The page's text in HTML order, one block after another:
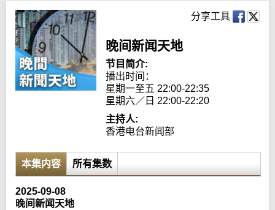
h
分享工具
晚间新闻天地
节目简介:
播出时间：
星期一至五 22:00-22:35
星期六／日 22:00-22:20
主持人:
香港电台新闻部
本集内容 所有集数
2025-09-08
晚间新闻天地